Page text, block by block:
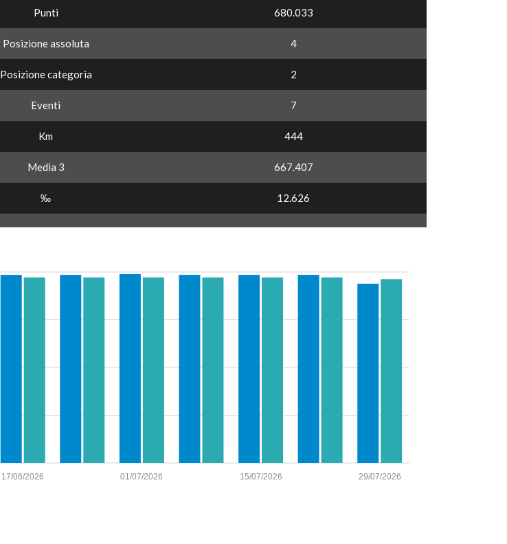
Punti 680.033
Posizione assoluta 4
Posizione categoria 2
Eventi 7
Km 444
Media 3 667.407
‰ 12.626
29/07/2026
15/07/2026
01/07/2026
17/06/2026